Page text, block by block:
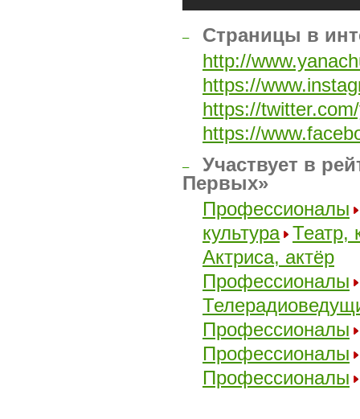
–
Страницы в
http://
https://
https://
https://
–
Участвует в
Первых»
Профессионалы
культура
Театр,
Актриса, актёр
Профессионалы
Профессионалы
Профессионалы
Профессионалы